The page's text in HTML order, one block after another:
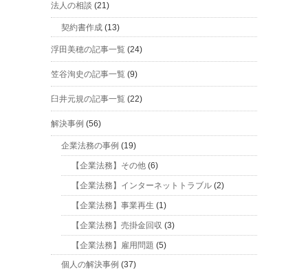
法人の相談 (21)
契約書作成 (13)
浮田美穂の記事一覧 (24)
笠谷洵史の記事一覧 (9)
臼井元規の記事一覧 (22)
解決事例 (56)
企業法務の事例 (19)
【企業法務】その他 (6)
【企業法務】インターネットトラブル (2)
【企業法務】事業再生 (1)
【企業法務】売掛金回収 (3)
【企業法務】雇用問題 (5)
個人の解決事例 (37)